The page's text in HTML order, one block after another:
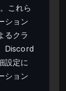
これら
ション
るクラ
Discord
設定に
ション